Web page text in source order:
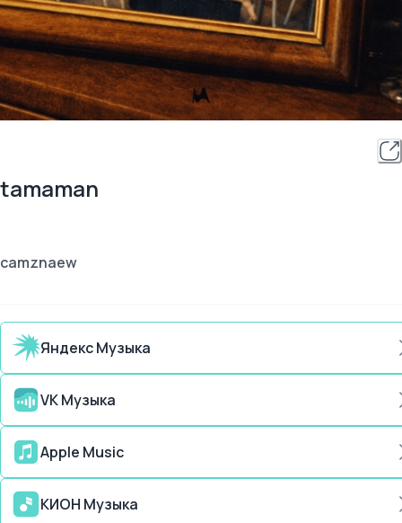
tamaman
camznaew
Яндекс Музыка
VK Музыка
Apple Music
КИОН Музыка